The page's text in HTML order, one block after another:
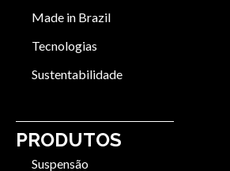
Made in Brazil
Tecnologias
Sustentabilidade
PRODUTOS
Suspensão